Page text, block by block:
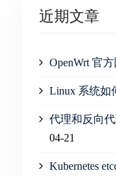
近期文章
OpenWrt 官
Linux 系统如
代理和反向
04-21
Kubernetes